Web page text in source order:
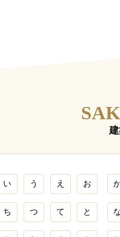
い う え お
ち つ て と